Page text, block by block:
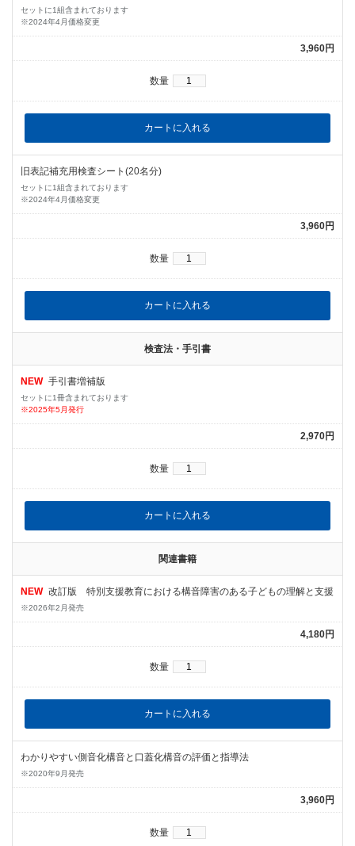
セットに1組含まれております
※2024年4月価格変更
3,960円
数量
旧表記補充用検査シート(20名分)
セットに1組含まれております
※2024年4月価格変更
3,960円
数量
検査法・手引書
NEW 手引書増補版
セットに1冊含まれております
※2025年5月発行
2,970円
数量
関連書籍
NEW 改訂版 特別支援教育における構音障害のある子どもの理解と支援
※2026年2月発売
4,180円
数量
わかりやすい側音化構音と口蓋化構音の評価と指導法
※2020年9月発売
3,960円
数量